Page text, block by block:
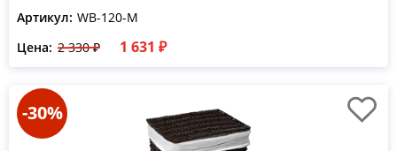
Артикул: WB-120-M
Цена: 2 330 ₽ 1 631 ₽
-30%